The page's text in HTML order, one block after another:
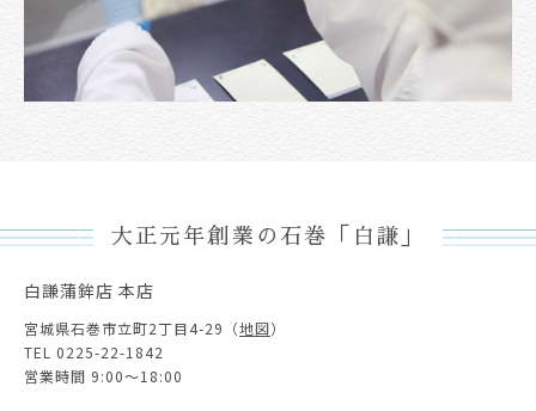
大正元年創業の石巻「白謙」
白謙蒲鉾店 本店
宮城県石巻市立町2丁目4-29（地図）
TEL 0225-22-1842
営業時間 9:00～18:00